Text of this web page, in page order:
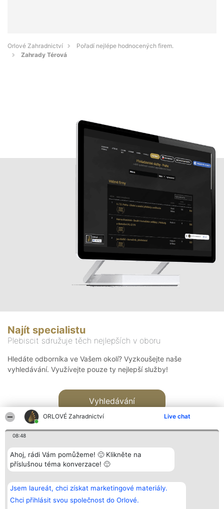
ORLOVÉ Zahradnictví Live chat
08:48
Ahoj, rádi Vám pomůžeme! 🙂 Klikněte na
příslušnou téma konverzace! 🙂
Jsem laureát, chci získat marketingové materiály.
Chci přihlásit svou společnost do Orlové.
Orlové Zahradnictví
Pořadí nejlépe hodnocených firem.
Zahrady Térová
Najít specialistu
Plebiscit sdružuje těch nejlepších v oboru
Hledáte odborníka ve Vašem okolí? Vyzkoušejte naše
vyhledávání. Využívejte pouze ty nejlepší služby!
Vyhledávání
Bright Side Solutions sp. z o.
o. sp. k.
ul. Ruska 22
Wrocław 50-079
Vítězové
Seznam všech
laureátů
Zásady
Kontakt